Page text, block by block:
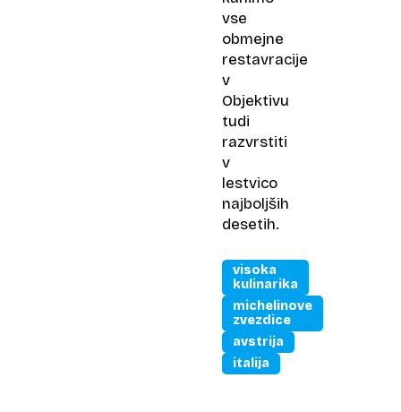
vse
obmejne
restavracije
v
Objektivu
tudi
razvrstiti
v
lestvico
najboljših
desetih.
visoka
kulinarika
michelinove
zvezdice
avstrija
italija